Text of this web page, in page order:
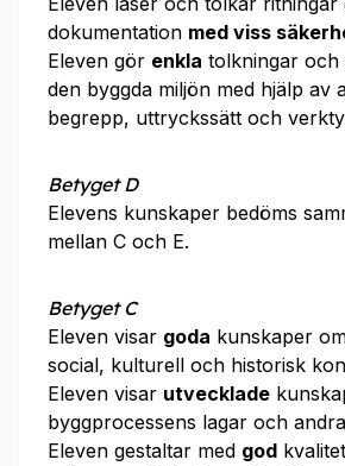
dokumentation med viss
Eleven gör enkla tolkningar och
den byggda miljön med hjälp av
begrepp, uttryckssätt och
Betyget D
Elevens kunskaper bedöms
mellan C och E.
Betyget C
Eleven visar goda kunskaper
social, kulturell och historisk
Eleven visar utvecklade
byggprocessens lagar och
Eleven gestaltar med god